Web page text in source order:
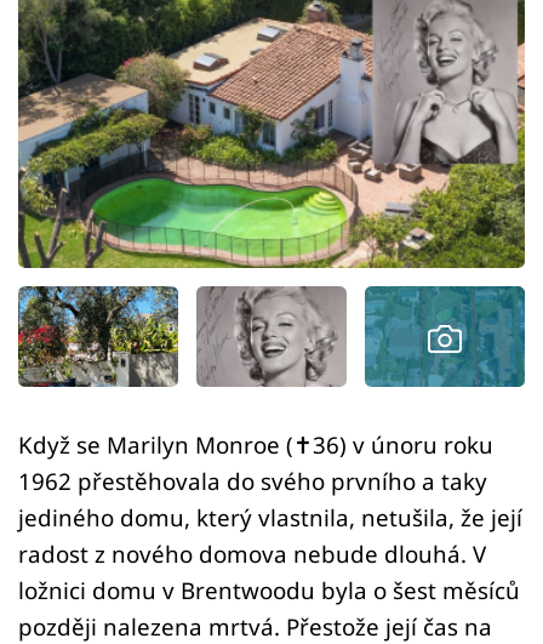
Design
Sledujte prima+
Přihlášení
Sledujte nás
Když se Marilyn Monroe (✝36) v únoru roku
1962 přestěhovala do svého prvního a taky
jediného domu, který vlastnila, netušila, že její
radost z nového domova nebude dlouhá. V
ložnici domu v Brentwoodu byla o šest měsíců
později nalezena mrtvá. Přestože její čas na